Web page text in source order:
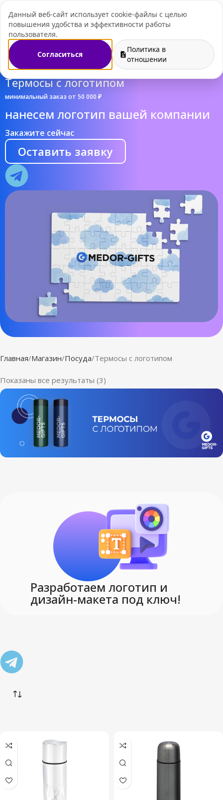
Данный веб-сайт использует cookie-файлы с целью
повышения удобства и эффективности работы
пользователя.
Согласиться
Политика в
отношении
+7 (495) 109-07-
Термосы с логотипом
минимальный заказ от 50 000 ₽
нанесем логотип вашей компании
Закажите сейчас
Оставить заявку
Главная Магазин Посуда Термосы с логотипом
Показаны все результаты (3)
Разработаем логотип и
дизайн-макета под ключ!